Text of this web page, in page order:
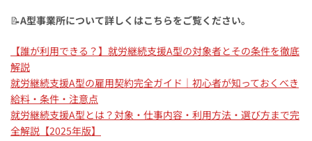
📝A型事業所について詳しくはこちらをご覧ください。
【誰が利用できる？】就労継続支援A型の対象者とその条件を徹底
解説
就労継続支援A型の雇用契約完全ガイド｜初心者が知っておくべき
給料・条件・注意点
就労継続支援A型とは？対象・仕事内容・利用方法・選び方まで完
全解説【2025年版】